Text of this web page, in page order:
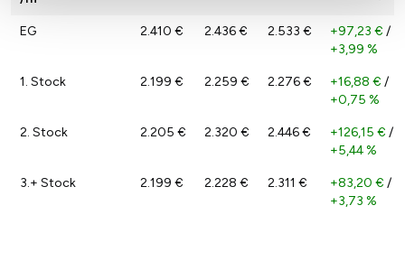
EG 2.410 € 2.436 € 2.533 € +97,23 € /
+3,99 %
1. Stock 2.199 € 2.259 € 2.276 € +16,88 € /
+0,75 %
2. Stock 2.205 € 2.320 € 2.446 € +126,15 € /
+5,44 %
3.+ Stock 2.199 € 2.228 € 2.311 € +83,20 € /
+3,73 %